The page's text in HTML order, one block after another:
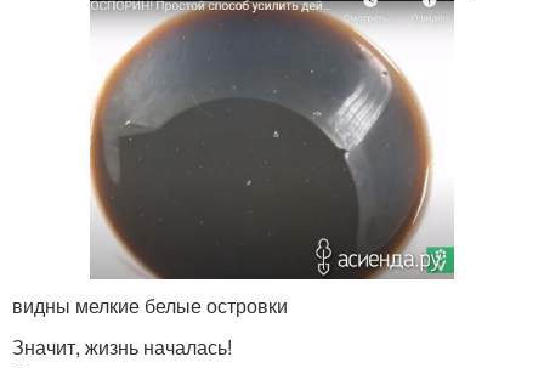
видны мелкие белые островки
Значит, жизнь началась!